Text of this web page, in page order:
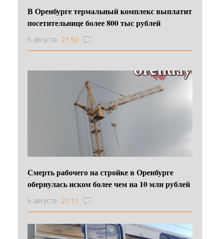
В Оренбурге термальный комплекс выплатит
посетительнице более 800 тыс рублей
6 августа 21:50
Смерть рабочего на стройке в Оренбурге
обернулась иском более чем на 10 млн рублей
6 августа 21:11